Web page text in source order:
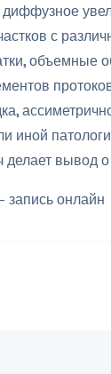
с
объемные
иной
делает вывод
- запись онлайн